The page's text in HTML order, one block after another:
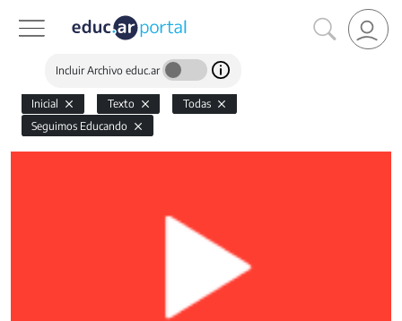
Incluir Archivo educ.ar
Inicial Texto
Todas
Seguimos Educando